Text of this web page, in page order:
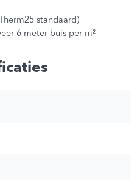
standaard)
6 meter buis per m²